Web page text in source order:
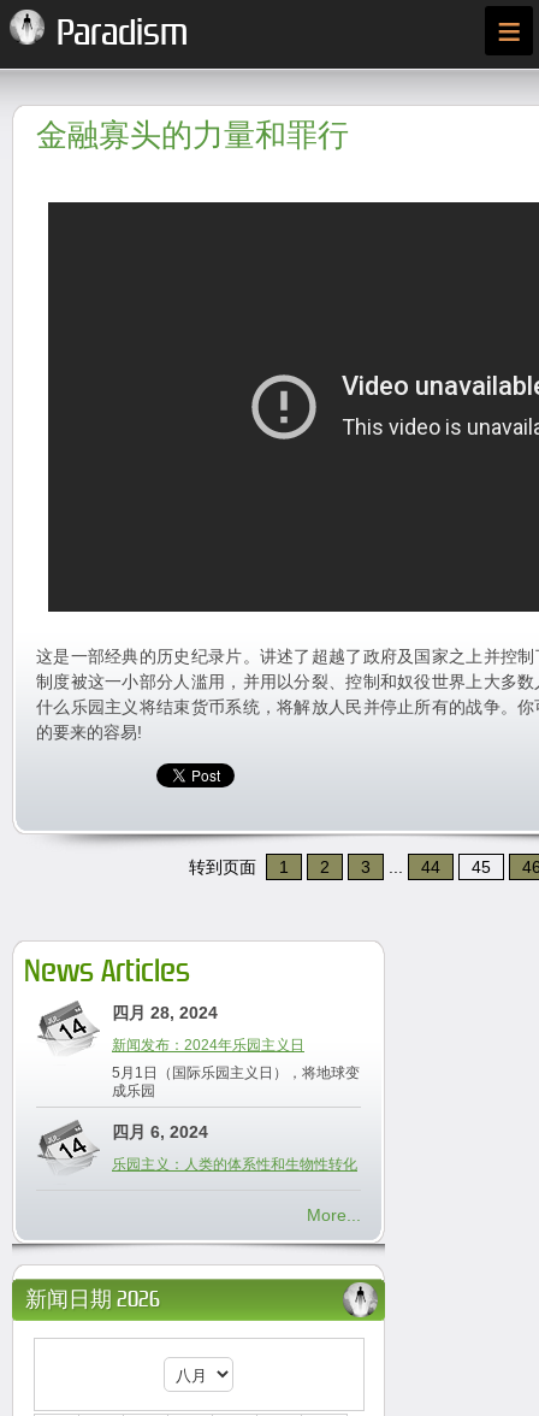
Paradism ≡
金融寡头的力量和罪行
这是一部经典的历史纪录片。讲述了超越了政府及国家之上并控
制度被这一小部分人滥用，并用以分裂、控制和奴役世界上大多
什么乐园主义将结束货币系统，将解放人民并停止所有的战争。
的要来的容易!
转到页面 1 2 3 44 45
News Articles
四月 28, 2024
新闻发布：2024年乐园主义日
5月1日（国际乐园主义日），将地球变
成乐园
四月 6, 2024
乐园主义：人类的体系性和生物性转化
More...
新闻日期 2026